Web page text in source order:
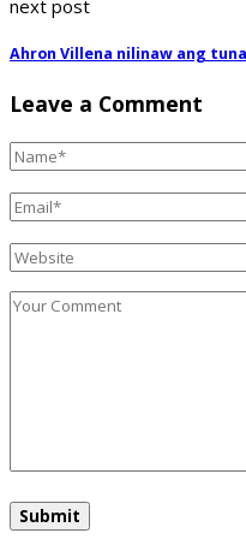
next post
Ahron Villena nilinaw ang
Leave a Comment